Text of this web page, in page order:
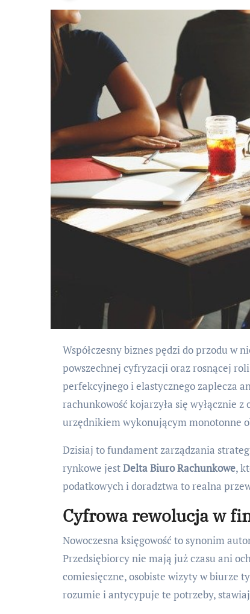
Współczesny biznes pędzi do przodu w niespotykanym dotąd tempie. W dobie globalizacji,
powszechnej cyfryzacji oraz rosnącej
perfekcyjnego i elastycznego zaplecza
rachunkowość kojarzyła się wyłącznie
urzędnikiem wykonującym monotonne
Dzisiaj to fundament zarządzania
rynkowe jestDelta Biuro Rachunkowe,
podatkowych i doradztwa to realna
Cyfrowa rewolucja w
Nowoczesna księgowość to synonim
Przedsiębiorcy nie mają już czasu ani
comiesięczne, osobiste wizyty w biurze
rozumie i antycypuje te potrzeby,